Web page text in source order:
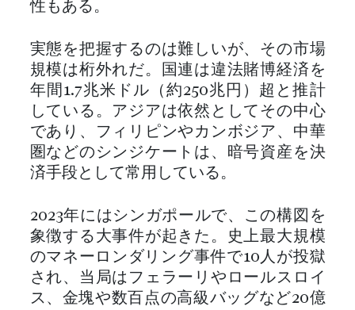
性もある。
実態を把握するのは難しいが、その市場
規模は桁外れだ。国連は違法賭博経済を
年間1.7兆米ドル（約250兆円）超と推計
している。アジアは依然としてその中心
であり、フィリピンやカンボジア、中華
圏などのシンジケートは、暗号資産を決
済手段として常用している。
2023年にはシンガポールで、この構図を
象徴する大事件が起きた。史上最大規模
のマネーロンダリング事件で10人が投獄
され、当局はフェラーリやロールスロイ
ス、金塊や数百点の高級バッグなど20億